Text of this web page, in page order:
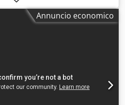
conveying belt Prodotto:
Anno di costruzione: 1995 Ambito
Annuncio economico